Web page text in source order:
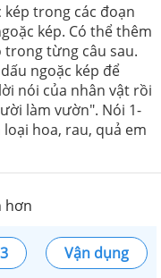
trong các đoạn
kép. Có thể thêm
trong từng câu sau.
ngoặc kép để
nói của nhân vật rồi
làm vườn". Nói 1-
loại hoa, rau, quả em
hơn
Vận dụng